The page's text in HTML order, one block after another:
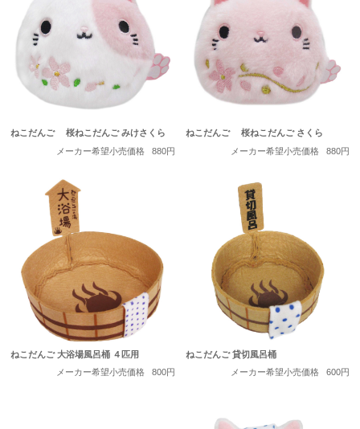
ねこだんご 桜ねこだんご みけさくら
メーカー希望小売価格
880円
ねこだんご 桜ねこだんご さくら
メーカー希望小売価格
880円
ねこだんご 大浴場風呂桶 ４匹用
メーカー希望小売価格
800円
ねこだんご 貸切風呂桶
メーカー希望小売価格
600円